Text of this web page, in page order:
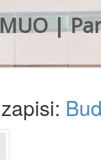
|